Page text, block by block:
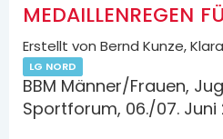
MEDAILLENREGEN
Erstellt von Bernd Kunze,
LG NORD
BBM Männer/Frauen,
Sportforum, 06./07. Juni